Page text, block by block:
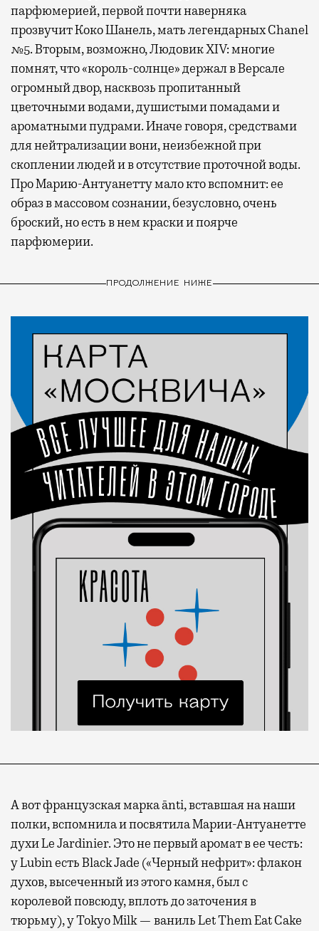
парфюмерией, первой почти наверняка
прозвучит Коко Шанель, мать легендарных Chanel
№5. Вторым, возможно, Людовик XIV: многие
помнят, что «король-солнце» держал в Версале
огромный двор, насквозь пропитанный
цветочными водами, душистыми помадами и
ароматными пудрами. Иначе говоря, средствами
для нейтрализации вони, неизбежной при
скоплении людей и в отсутствие проточной воды.
Про Марию-Антуанетту мало кто вспомнит: ее
образ в массовом сознании, безусловно, очень
броский, но есть в нем краски и поярче
парфюмерии.
ПРОДОЛЖЕНИЕ НИЖЕ
А вот французская марка ānti, вставшая на наши
полки, вспомнила и посвятила Марии-Антуанетте
духи Le Jardinier. Это не первый аромат в ее честь:
у Lubin есть Black Jade («Черный нефрит»: флакон
духов, высеченный из этого камня, был с
королевой повсюду, вплоть до заточения в
тюрьму), у Tokyo Milk — ваниль Let Them Eat Cake